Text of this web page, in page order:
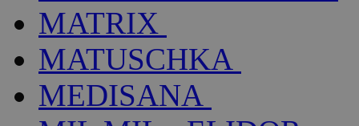
MATRIX
MATUSCHKA
MEDISANA